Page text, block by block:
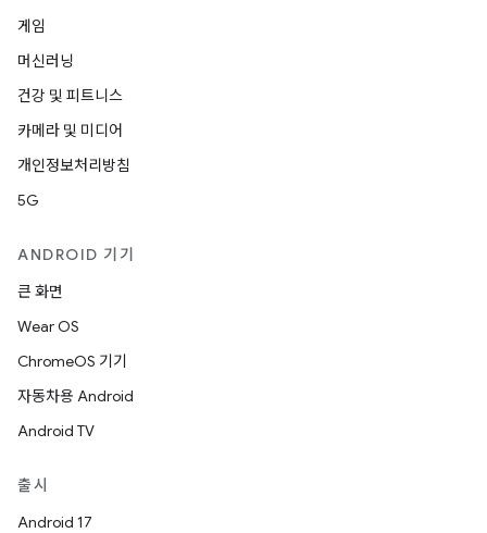
게임
머신러닝
건강 및 피트니스
카메라 및 미디어
개인정보처리방침
5G
ANDROID 기기
큰 화면
Wear OS
ChromeOS 기기
자동차용 Android
Android TV
출시
Android 17